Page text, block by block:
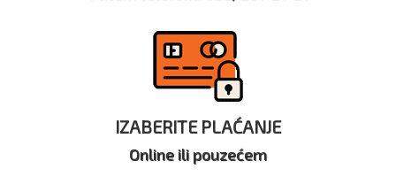
IZABERITE PLAĆANJE
Online ili pouzećem